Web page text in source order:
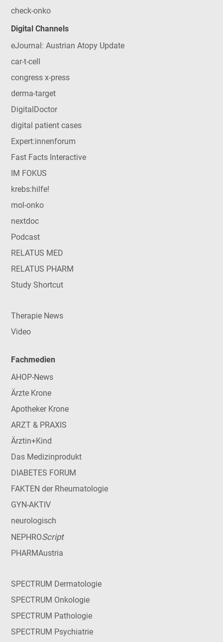
check-onko
Digital Channels
eJournal: Austrian Atopy Update
car-t-cell
congress x-press
derma-target
DigitalDoctor
digital patient cases
Expert:innenforum
Fast Facts Interactive
IM FOKUS
krebs:hilfe!
mol-onko
nextdoc
Podcast
RELATUS MED
RELATUS PHARM
Study Shortcut
Therapie News
Video
Fachmedien
AHOP-News
Ärzte Krone
Apotheker Krone
ARZT & PRAXIS
Ärztin+Kind
Das Medizinprodukt
DIABETES FORUM
FAKTEN der Rheumatologie
GYN-AKTIV
neurologisch
NEPHROScript
PHARMAustria
SPECTRUM Dermatologie
SPECTRUM Onkologie
SPECTRUM Pathologie
SPECTRUM Psychiatrie